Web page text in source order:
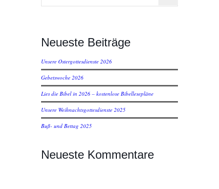
Neueste Beiträge
Unsere Ostergottesdienste 2026
Gebetswoche 2026
Lies die Bibel in 2026 – kostenlose Bibellesepläne
Unsere Weihnachtsgottesdienste 2025
Buß- und Bettag 2025
Neueste Kommentare